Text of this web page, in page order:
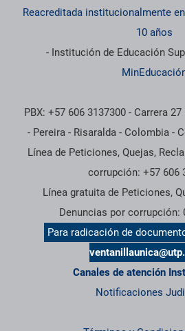
Reacreditada institucionalmente
10 años
- Institución de Educación
PBX: +57 606 3137300 - Carrera
- Pereira - Risaralda - Colombia -
Línea de Peticiones, Quejas,
corrupción: +57 606
Línea gratuita de Peticiones,
Denuncias por corrupción:
Para radicación de
Canales de atención
Notificaciones